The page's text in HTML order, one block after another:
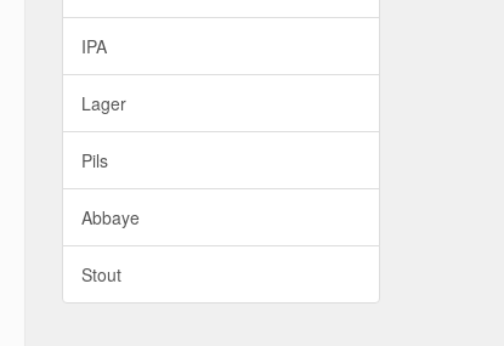
IPA
Lager
Pils
Abbaye
Stout